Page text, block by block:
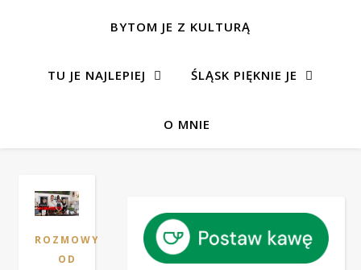
BYTOM JE Z KULTURĄ
TU JE NAJLEPIEJ ŚLĄSK PIĘKNIE JE
O MNIE
ROZMOWY
OD